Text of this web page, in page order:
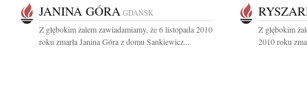
JANINA GÓRA GDAŃSK
Z głębokim żalem zawiadamiamy, że 6 listopada 2010
roku zmarła Janina Góra z domu Sankiewicz...
Z głębokim
2010 roku